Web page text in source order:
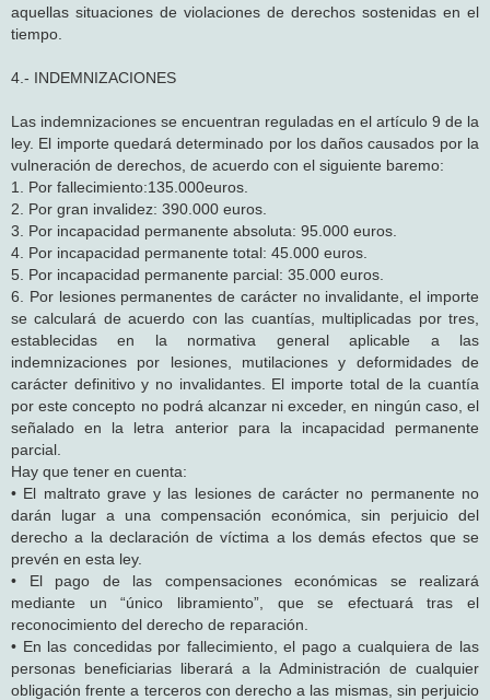
aquellas situaciones de violaciones de derechos sostenidas en el
tiempo.
4.- INDEMNIZACIONES
Las indemnizaciones se encuentran reguladas en el artículo 9 de la
ley. El importe quedará determinado por los daños causados por la
vulneración de derechos, de acuerdo con el siguiente baremo:
1. Por fallecimiento:135.000euros.
2. Por gran invalidez: 390.000 euros.
3. Por incapacidad permanente absoluta: 95.000 euros.
4. Por incapacidad permanente total: 45.000 euros.
5. Por incapacidad permanente parcial: 35.000 euros.
6. Por lesiones permanentes de carácter no invalidante, el importe
se calculará de acuerdo con las cuantías, multiplicadas por tres,
establecidas en la normativa general aplicable a las
indemnizaciones por lesiones, mutilaciones y deformidades de
carácter definitivo y no invalidantes. El importe total de la cuantía
por este concepto no podrá alcanzar ni exceder, en ningún caso, el
señalado en la letra anterior para la incapacidad permanente
parcial.
Hay que tener en cuenta:
• El maltrato grave y las lesiones de carácter no permanente no
darán lugar a una compensación económica, sin perjuicio del
derecho a la declaración de víctima a los demás efectos que se
prevén en esta ley.
• El pago de las compensaciones económicas se realizará
mediante un “único libramiento”, que se efectuará tras el
reconocimiento del derecho de reparación.
• En las concedidas por fallecimiento, el pago a cualquiera de las
personas beneficiarias liberará a la Administración de cualquier
obligación frente a terceros con derecho a las mismas, sin perjuicio